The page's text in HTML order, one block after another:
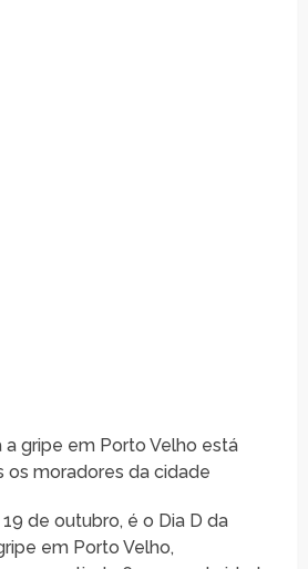
gripe em Porto Velho está
os moradores da cidade
de outubro, é o Dia D da
em Porto Velho,